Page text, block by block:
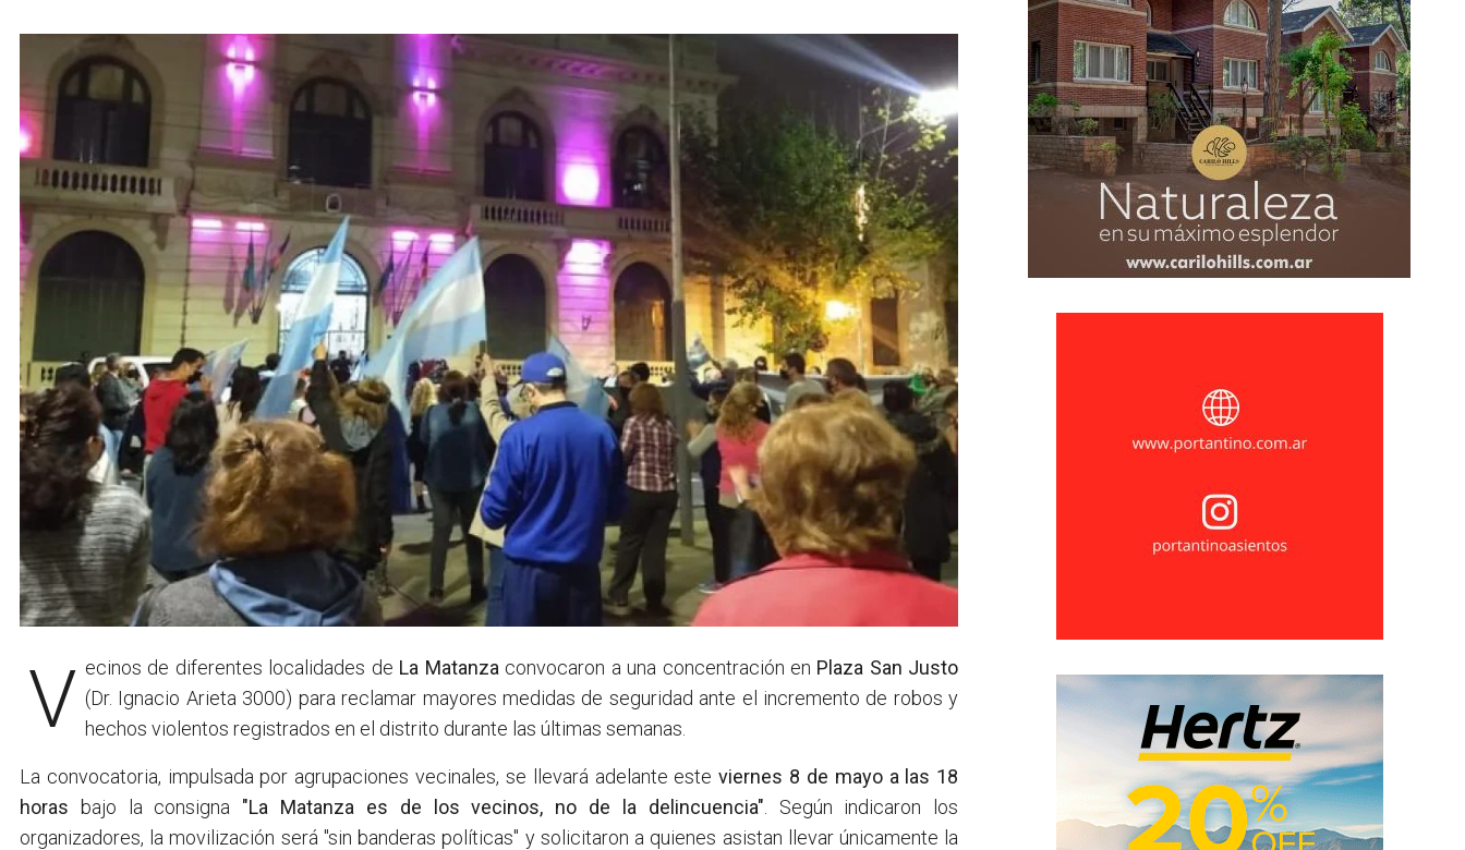
Vecinos de diferentes localidades de La Matanza convocaron a una concentración en Plaza San Justo
(Dr. Ignacio Arieta 3000) para reclamar mayores medidas de seguridad ante el incremento de robos y
hechos violentos registrados en el distrito durante las últimas semanas.
La convocatoria, impulsada por agrupaciones vecinales, se llevará adelante este viernes 8 de mayo a las 18
horas bajo la consigna "La Matanza es de los vecinos, no de la delincuencia" . Según indicaron los
organizadores, la movilización será "sin banderas políticas" y solicitaron a quienes asistan llevar únicamente la